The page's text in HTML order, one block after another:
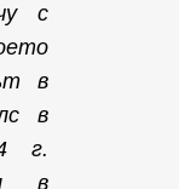
с
в
в
г.
в